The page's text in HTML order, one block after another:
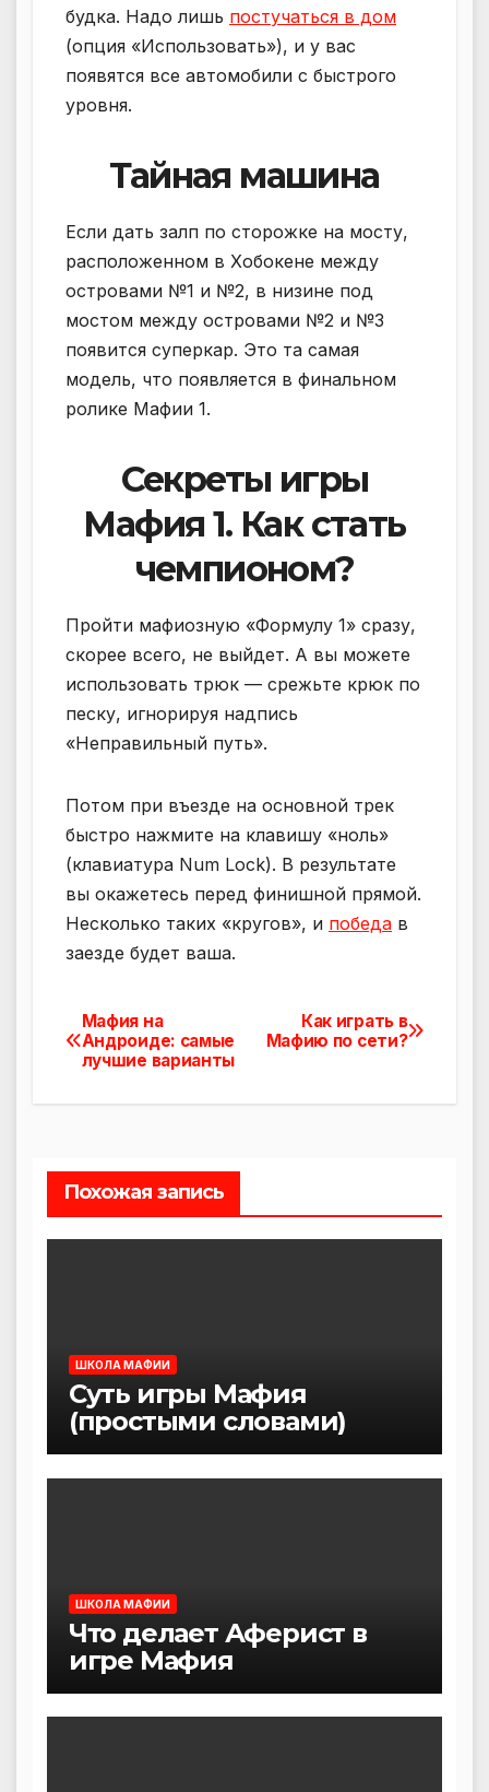
будка. Надо лишь постучаться в дом
(опция «Использовать»), и у вас
появятся все автомобили с быстрого
уровня.
Тайная машина
Если дать залп по сторожке на мосту,
расположенном в Хобокене между
островами №1 и №2, в низине под
мостом между островами №2 и №3
появится суперкар. Это та самая
модель, что появляется в финальном
ролике Мафии 1.
Секреты игры
Мафия 1. Как стать
чемпионом?
Пройти мафиозную «Формулу 1» сразу,
скорее всего, не выйдет. А вы можете
использовать трюк — срежьте крюк по
песку, игнорируя надпись
«Неправильный путь».
Потом при въезде на основной трек
быстро нажмите на клавишу «ноль»
(клавиатура Num Lock). В результате
вы окажетесь перед финишной прямой.
Несколько таких «кругов», и победа в
заезде будет ваша.
Навигация
по
Как играть в
Мафию по сети?
Мафия на
Андроиде: самые
лучшие варианты
Похожая запись
ШКОЛА МАФИИ
Суть игры Мафия
(простыми словами)
ШКОЛА МАФИИ
Что делает Аферист в
игре Мафия